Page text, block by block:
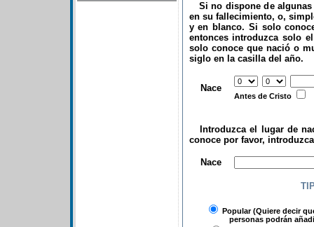
Si no dispone de algunas
en su fallecimiento, o,
y en blanco. Si solo
entonces introduzca solo
solo conoce que nació o
siglo en la casilla del año.
Nace
Antes de Cristo
Introduzca el lugar de
conoce por favor,
Nace
Popular(Quiere decir
personas podrán